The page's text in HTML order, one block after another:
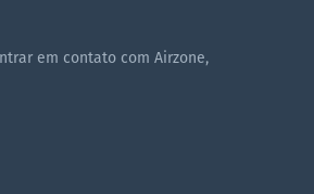
em contato com Airzone,